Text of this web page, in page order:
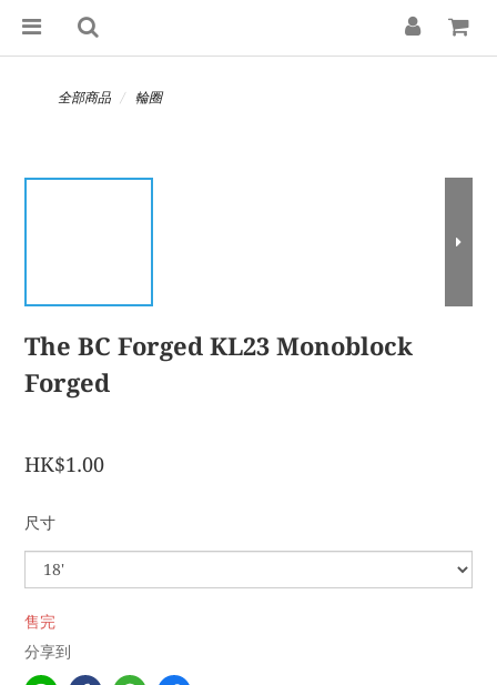
全部商品 輪圈
The BC Forged KL23 Monoblock
Forged
HK$1.00
尺寸
售完
分享到